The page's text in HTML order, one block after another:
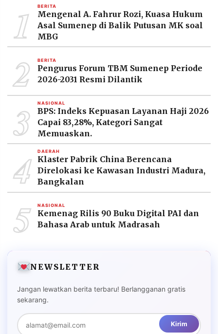
©
Resolusi.co
-
PT.
RESOLUSI
MEDIA
1 BERITA
Mengenal A. Fahrur Rozi, Kuasa Hukum
Asal Sumenep di Balik Putusan MK soal
MBG
2 BERITA
Pengurus Forum TBM Sumenep Periode
2026-2031 Resmi Dilantik
3 NASIONAL
BPS: Indeks Kepuasan Layanan Haji 2026
Capai 83,28%, Kategori Sangat
Memuaskan.
4 DAERAH
Klaster Pabrik China Berencana
Direlokasi ke Kawasan Industri Madura,
Bangkalan
5 NASIONAL
Kemenag Rilis 90 Buku Digital PAI dan
Bahasa Arab untuk Madrasah
NEWSLETTER
Jangan lewatkan berita terbaru! Berlangganan gratis
sekarang.
Kirim